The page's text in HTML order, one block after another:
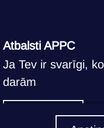
Atbalsti APPC
Ja Tev ir svarīgi,
darām
Atbalstīt >